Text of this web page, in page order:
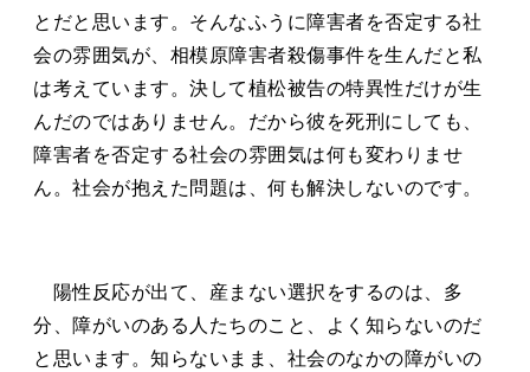
とだと思います。そんなふうに障害者を否定する社
会の雰囲気が、相模原障害者殺傷事件を生んだと私
は考えています。決して植松被告の特異性だけが生
んだのではありません。だから彼を死刑にしても、
障害者を否定する社会の雰囲気は何も変わりませ
ん。社会が抱えた問題は、何も解決しないのです。
陽性反応が出て、産まない選択をするのは、多
分、障がいのある人たちのこと、よく知らないのだ
と思います。知らないまま、社会のなかの障がいの